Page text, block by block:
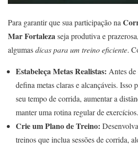
Para garantir que sua participação na
Mar Fortalezaseja produtiva e
algumasdicas para um treino eficiente.
Estabeleça Metas Realistas: Antes de
defina metas claras e alcançáveis. Isso
seu tempo de corrida, aumentar a
manter uma rotina regular de exercícios.
Crie um Plano de Treino:
treinos que inclua sessões de corrida,